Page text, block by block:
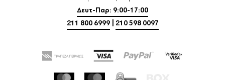
Δευτ-Παρ: 9:00-17:00
211 800 6999
210 598 0097